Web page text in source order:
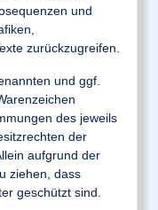
und
zurückzugreifen.
und ggf.
des jeweils
der
aufgrund der
ziehen, dass
geschützt sind.